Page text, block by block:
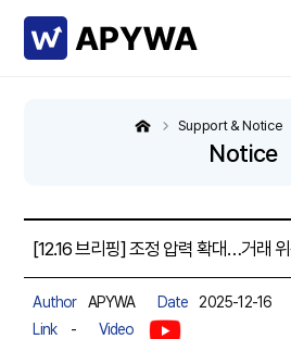
Notice
Support & Notice
[12.16 브리핑] 조정 압력 확대…거래
Author APYWA Date 2025-12-16
Link
- Video